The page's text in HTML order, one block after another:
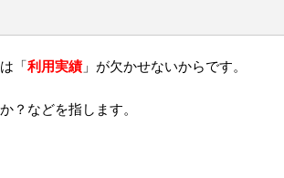
「利用実績」が欠かせないからです。
？などを指します。